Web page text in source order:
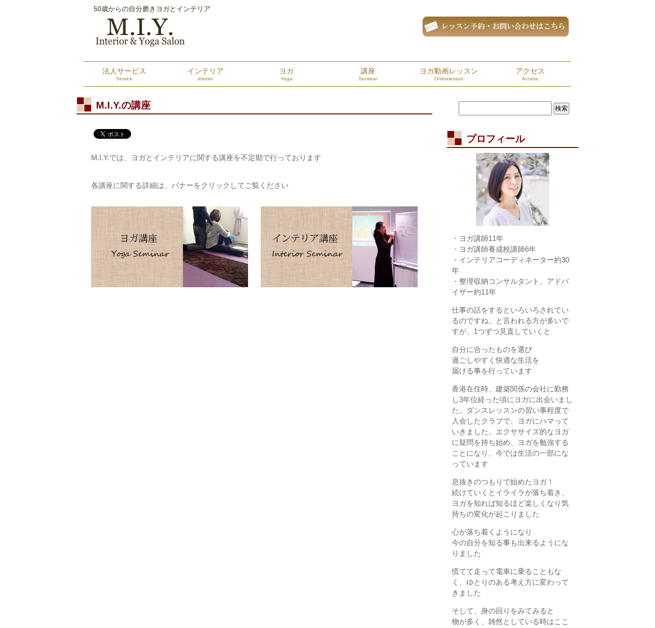
50歳からの自分磨きヨガとインテリア
法人サービス
Service
インテリア
interior
ヨガ
Yoga
講座
Seminar
ヨガ動画レッスン
Onlinelesson
アクセス
Access
M.I.Y.の講座
M.I.Y.では、ヨガとインテリアに関する講座を不定期で行っております
各講座に関する詳細は、バナーをクリックしてご覧ください
プロフィール
・ヨガ講師11年
・ヨガ講師養成校講師6年
・インテリアコーディネーター約30
年
・整理収納コンサルタント、アドバ
イザー約11年
仕事の話をするといろいろされてい
るのですね。と言われる方が多いで
すが、1つずつ見直していくと
自分に合ったものを選び
過ごしやすく快適な生活を
届ける事を行っています
香港在住時、建築関係の会社に勤務
し3年位経った頃にヨガに出会いまし
た。ダンスレッスンの習い事程度で
入会したクラブで、ヨガにハマって
いきました。エクササイズ的なヨガ
に疑問を持ち始め、ヨガを勉強する
ことになり、今では生活の一部にな
っています
息抜きのつもりで始めたヨガ！
続けていくとイライラが落ち着き、
ヨガを知れば知るほど楽しくなり気
持ちの変化が起こりました
心が落ち着くようになり
今の自分を知る事も出来るようにな
りました
慌てて走って電車に乗ることもな
く、ゆとりのある考え方に変わって
きました
そして、身の回りをみてみると
物が多く、雑然としている時はここ